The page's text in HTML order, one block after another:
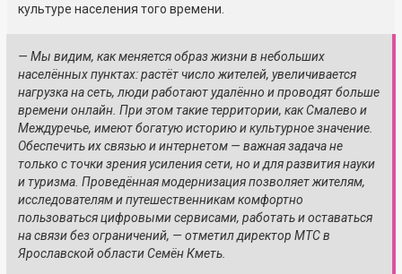
культуре населения того времени.
— Мы видим, как меняется образ жизни в небольших
населённых пунктах: растёт число жителей, увеличивается
нагрузка на сеть, люди работают удалённо и проводят больше
времени онлайн. При этом такие территории, как Смалево и
Междуречье, имеют богатую историю и культурное значение.
Обеспечить их связью и интернетом — важная задача не
только с точки зрения усиления сети, но и для развития науки
и туризма. Проведённая модернизация позволяет жителям,
исследователям и путешественникам комфортно
пользоваться цифровыми сервисами, работать и оставаться
на связи без ограничений, — отметил директор МТС в
Ярославской области Семён Кметь.